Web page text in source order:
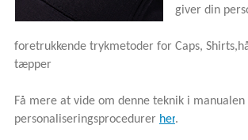
giver din
foretrukkende trykmetoder for Caps,
tæpper
Få mere at vide om denne teknik i
personaliseringsprocedurer her.